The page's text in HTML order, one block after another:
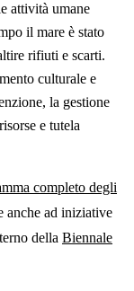
attività umane
il mare è stato
rifiuti e scarti.
culturale e
la gestione
e tutela
completo degli
anche ad iniziative
della Biennale